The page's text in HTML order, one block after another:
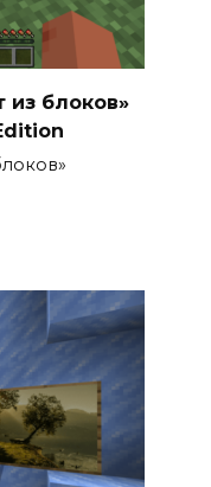
блоков»